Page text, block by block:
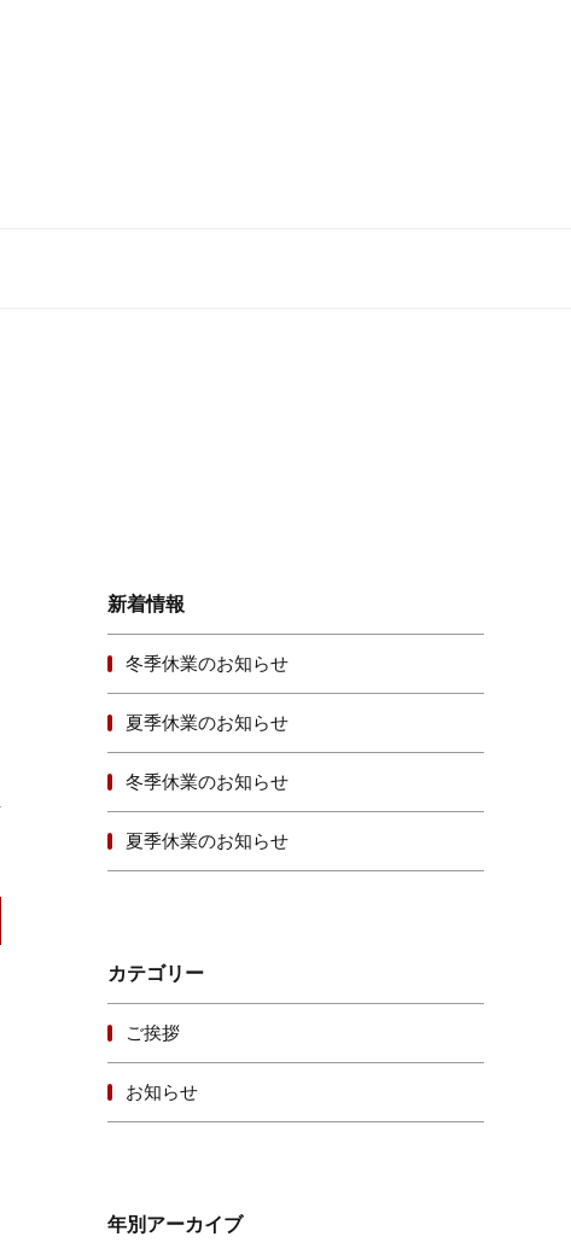
新着情報
冬季休業のお知らせ
夏季休業のお知らせ
冬季休業のお知らせ
夏季休業のお知らせ
カテゴリー
ご挨拶
お知らせ
年別アーカイブ